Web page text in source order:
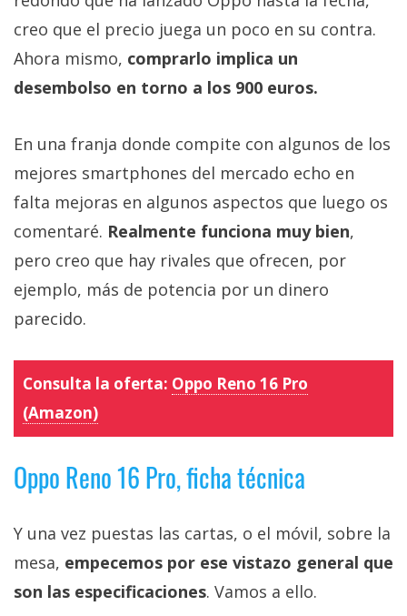
creo que el precio juega un poco en su contra.
Ahora mismo, comprarlo implica un
desembolso en torno a los 900 euros.
En una franja donde compite con algunos de los
mejores smartphones del mercado echo en
falta mejoras en algunos aspectos que luego os
comentaré. Realmente funciona muy bien,
pero creo que hay rivales que ofrecen, por
ejemplo, más de potencia por un dinero
parecido.
Consulta la oferta: Oppo Reno 16 Pro
(Amazon)
Oppo Reno 16 Pro, ficha técnica
Y una vez puestas las cartas, o el móvil, sobre la
mesa, empecemos por ese vistazo general que
son las especificaciones. Vamos a ello.